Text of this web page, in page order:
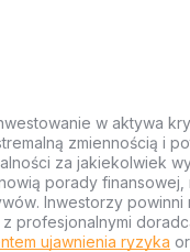
w aktywa
zmiennością i
za jakiekolwiek
porady
Inwestorzy
profesjonalnymi
ujawnienia ryzyka